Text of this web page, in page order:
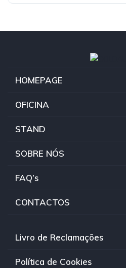
HOMEPAGE
OFICINA
STAND
SOBRE NÓS
FAQ’s
CONTACTOS
Livro de Reclamações
Política de Cookies